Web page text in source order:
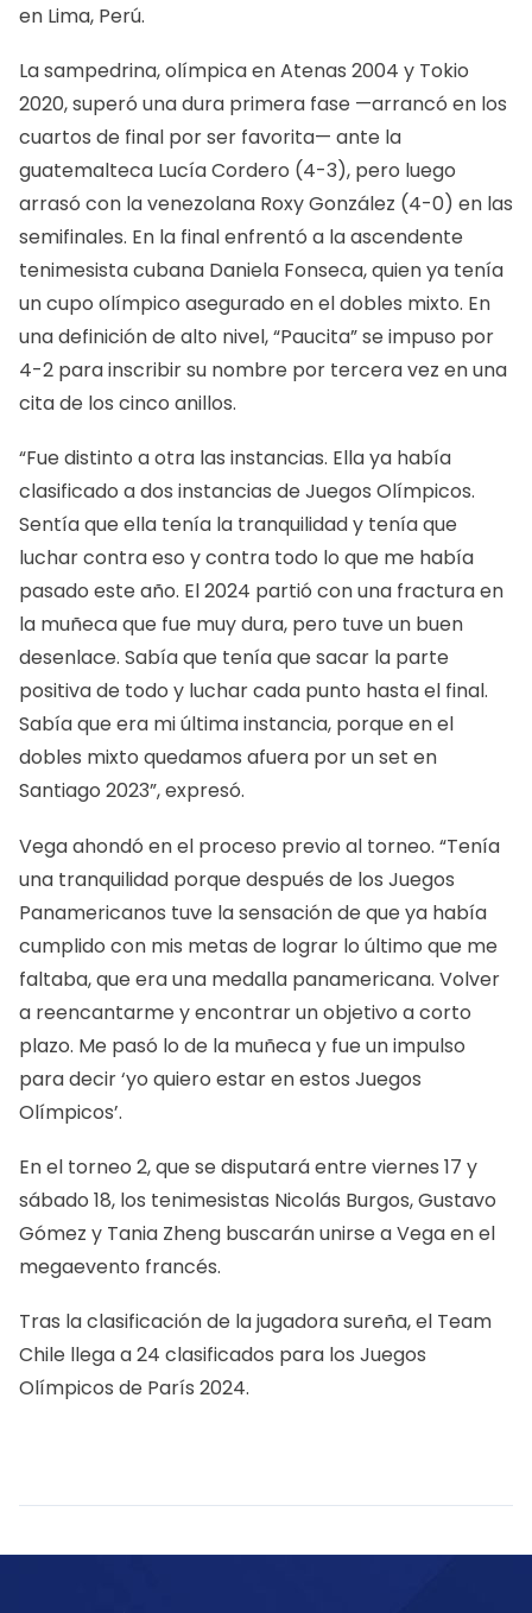
en Lima, Perú.
La sampedrina, olímpica en Atenas 2004 y Tokio
2020, superó una dura primera fase —arrancó en los
cuartos de final por ser favorita— ante la
guatemalteca Lucía Cordero (4-3), pero luego
arrasó con la venezolana Roxy González (4-0) en las
semifinales. En la final enfrentó a la ascendente
tenimesista cubana Daniela Fonseca, quien ya tenía
un cupo olímpico asegurado en el dobles mixto. En
una definición de alto nivel, “Paucita” se impuso por
4-2 para inscribir su nombre por tercera vez en una
cita de los cinco anillos.
“Fue distinto a otra las instancias. Ella ya había
clasificado a dos instancias de Juegos Olímpicos.
Sentía que ella tenía la tranquilidad y tenía que
luchar contra eso y contra todo lo que me había
pasado este año. El 2024 partió con una fractura en
la muñeca que fue muy dura, pero tuve un buen
desenlace. Sabía que tenía que sacar la parte
positiva de todo y luchar cada punto hasta el final.
Sabía que era mi última instancia, porque en el
dobles mixto quedamos afuera por un set en
Santiago 2023”, expresó.
Vega ahondó en el proceso previo al torneo. “Tenía
una tranquilidad porque después de los Juegos
Panamericanos tuve la sensación de que ya había
cumplido con mis metas de lograr lo último que me
faltaba, que era una medalla panamericana. Volver
a reencantarme y encontrar un objetivo a corto
plazo. Me pasó lo de la muñeca y fue un impulso
para decir ‘yo quiero estar en estos Juegos
Olímpicos’.
En el torneo 2, que se disputará entre viernes 17 y
sábado 18, los tenimesistas Nicolás Burgos, Gustavo
Gómez y Tania Zheng buscarán unirse a Vega en el
megaevento francés.
Tras la clasificación de la jugadora sureña, el Team
Chile llega a 24 clasificados para los Juegos
Olímpicos de París 2024.